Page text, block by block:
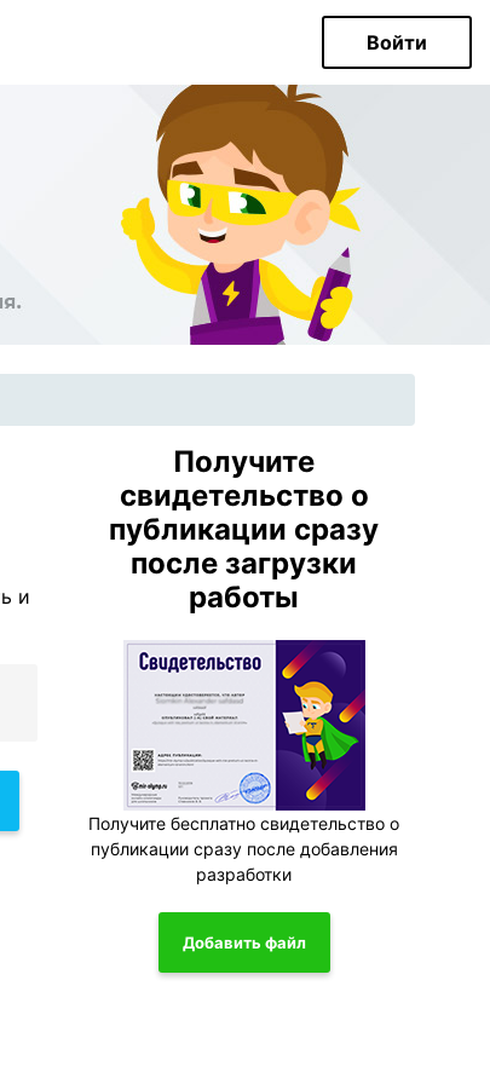
Войти
и
Получите
свидетельство о
публикации сразу
после загрузки
работы
Получите бесплатно свидетельство о
публикации сразу после добавления
разработки
Добавить файл